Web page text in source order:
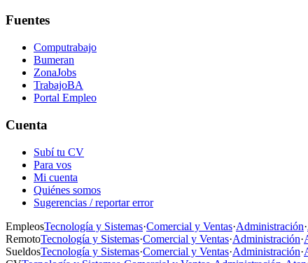
Fuentes
Computrabajo
Bumeran
ZonaJobs
TrabajoBA
Portal Empleo
Cuenta
Subí tu CV
Para vos
Mi cuenta
Quiénes somos
Sugerencias / reportar error
EmpleosTecnología y Sistemas·Comercial y Ventas·Administración·
RemotoTecnología y Sistemas·Comercial y Ventas·Administración·
SueldosTecnología y Sistemas·Comercial y Ventas·Administración·